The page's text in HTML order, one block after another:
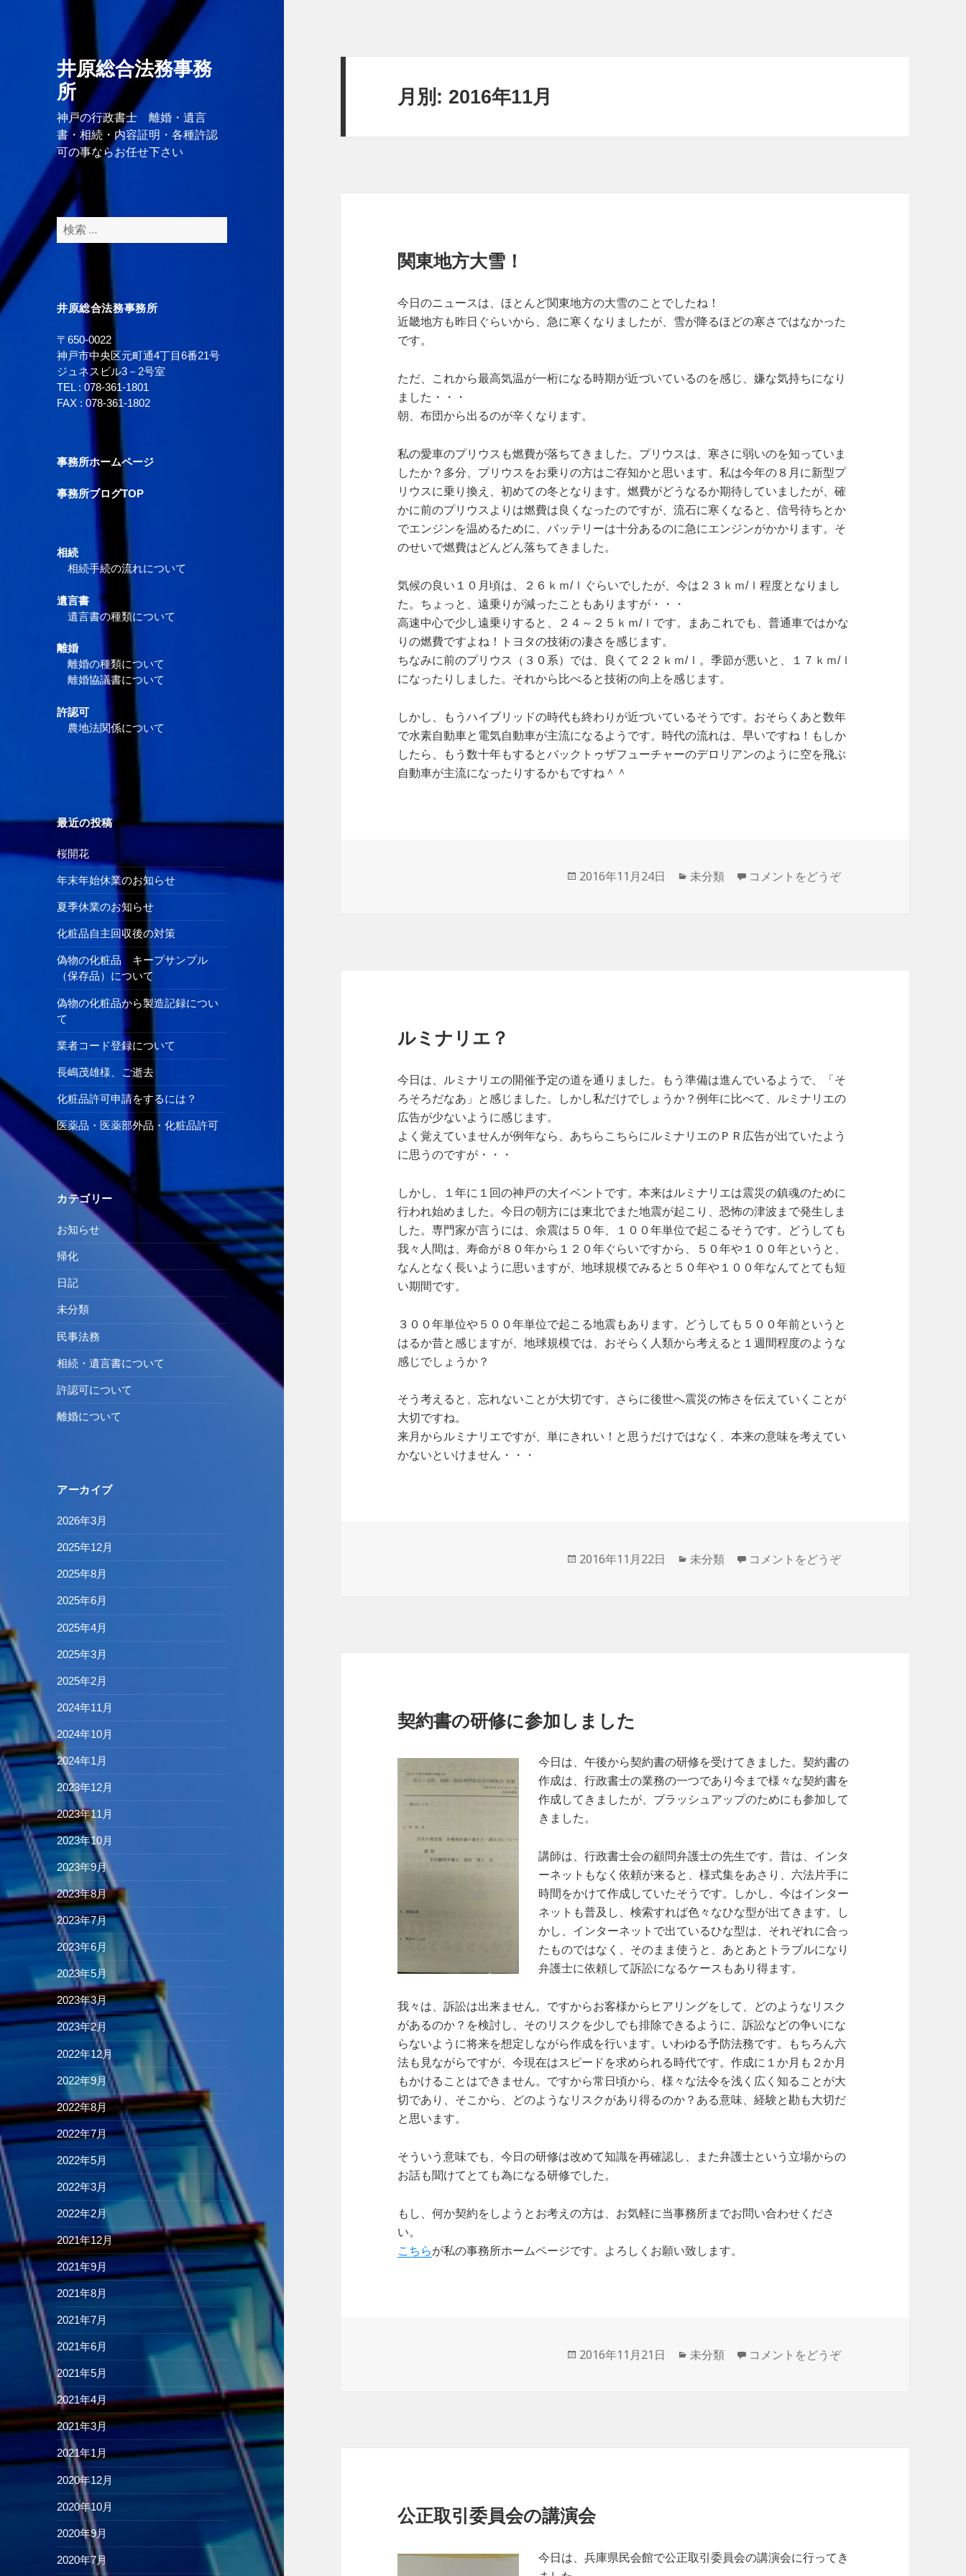
井原総合法務事務
所
神戸の行政書士 離婚・遺言
書・相続・内容証明・各種許認
可の事ならお任せ下さい
検
索
井原総合法務事務所
〒650-0022
神戸市中央区元町通4丁目6番21号
ジュネスビル3－2号室
TEL :078-361-1801
FAX : 078-361-1802
事務所ホームページ
事務所ブログTOP
相続
相続手続の流れについて
遺言書
遺言書の種類について
離婚
離婚の種類について
離婚協議書について
許認可
農地法関係について
最近の投稿
桜開花
年末年始休業のお知らせ
夏季休業のお知らせ
化粧品自主回収後の対策
偽物の化粧品 キープサンプル
（保存品）について
偽物の化粧品から製造記録につい
て
業者コード登録について
長嶋茂雄様、ご逝去
化粧品許可申請をするには？
医薬品・医薬部外品・化粧品許可
カテゴリー
お知らせ
帰化
日記
未分類
民事法務
相続・遺言書について
許認可について
離婚について
アーカイブ
2026年3月
2025年12月
2025年8月
2025年6月
2025年4月
2025年3月
2025年2月
2024年11月
2024年10月
2024年1月
2023年12月
2023年11月
2023年10月
2023年9月
2023年8月
2023年7月
2023年6月
2023年5月
2023年3月
2023年2月
2022年12月
2022年9月
2022年8月
2022年7月
2022年5月
2022年3月
2022年2月
2021年12月
2021年9月
2021年8月
2021年7月
2021年6月
2021年5月
2021年4月
2021年3月
2021年1月
2020年12月
2020年10月
2020年9月
2020年7月
月別: 2016年11月
関東地方大雪！
今日のニュースは、ほとんど関東地方の大雪のことでしたね！
近畿地方も昨日ぐらいから、急に寒くなりましたが、雪が降るほどの寒さではなかった
です。
ただ、これから最高気温が一桁になる時期が近づいているのを感じ、嫌な気持ちになり
ました・・・
朝、布団から出るのが辛くなります。
私の愛車のプリウスも燃費が落ちてきました。プリウスは、寒さに弱いのを知っていま
したか？多分、プリウスをお乗りの方はご存知かと思います。私は今年の８月に新型プ
リウスに乗り換え、初めての冬となります。燃費がどうなるか期待していましたが、確
かに前のプリウスよりは燃費は良くなったのですが、流石に寒くなると、信号待ちとか
でエンジンを温めるために、バッテリーは十分あるのに急にエンジンがかかります。そ
のせいで燃費はどんどん落ちてきました。
気候の良い１０月頃は、２６ｋｍ/ｌぐらいでしたが、今は２３ｋｍ/ｌ程度となりまし
た。ちょっと、遠乗りが減ったこともありますが・・・
高速中心で少し遠乗りすると、２４～２５ｋｍ/ｌです。まあこれでも、普通車ではかな
りの燃費ですよね！トヨタの技術の凄さを感じます。
ちなみに前のプリウス（３０系）では、良くて２２ｋｍ/ｌ。季節が悪いと、１７ｋｍ/ｌ
になったりしました。それから比べると技術の向上を感じます。
しかし、もうハイブリッドの時代も終わりが近づいているそうです。おそらくあと数年
で水素自動車と電気自動車が主流になるようです。時代の流れは、早いですね！もしか
したら、もう数十年もするとバックトゥザフューチャーのデロリアンのように空を飛ぶ
自動車が主流になったりするかもですね＾＾
投
2016年11月24日
カ
未分類 コメントをどうぞ
ルミナリエ？
今日は、ルミナリエの開催予定の道を通りました。もう準備は進んでいるようで、「そ
ろそろだなあ」と感じました。しかし私だけでしょうか？例年に比べて、ルミナリエの
広告が少ないように感じます。
よく覚えていませんが例年なら、あちらこちらにルミナリエのＰＲ広告が出ていたよう
に思うのですが・・・
しかし、１年に１回の神戸の大イベントです。本来はルミナリエは震災の鎮魂のために
行われ始めました。今日の朝方には東北でまた地震が起こり、恐怖の津波まで発生しま
した。専門家が言うには、余震は５０年、１００年単位で起こるそうです。どうしても
我々人間は、寿命が８０年から１２０年ぐらいですから、５０年や１００年というと、
なんとなく長いように思いますが、地球規模でみると５０年や１００年なんてとても短
い期間です。
３００年単位や５００年単位で起こる地震もあります。どうしても５００年前というと
はるか昔と感じますが、地球規模では、おそらく人類から考えると１週間程度のような
感じでしょうか？
そう考えると、忘れないことが大切です。さらに後世へ震災の怖さを伝えていくことが
大切ですね。
来月からルミナリエですが、単にきれい！と思うだけではなく、本来の意味を考えてい
かないといけません・・・
投
2016年11月22日
カ
未分類 コメントをどうぞ
契約書の研修に参加しました
今日は、午後から契約書の研修を受けてきました。契約書の
作成は、行政書士の業務の一つであり今まで様々な契約書を
作成してきましたが、ブラッシュアップのためにも参加して
きました。
講師は、行政書士会の顧問弁護士の先生です。昔は、インタ
ーネットもなく依頼が来ると、様式集をあさり、六法片手に
時間をかけて作成していたそうです。しかし、今はインター
ネットも普及し、検索すれば色々なひな型が出てきます。し
かし、インターネットで出ているひな型は、それぞれに合っ
たものではなく、そのまま使うと、あとあとトラブルになり
弁護士に依頼して訴訟になるケースもあり得ます。
我々は、訴訟は出来ません。ですからお客様からヒアリングをして、どのようなリスク
があるのか？を検討し、そのリスクを少しでも排除できるように、訴訟などの争いにな
らないように将来を想定しながら作成を行います。いわゆる予防法務です。もちろん六
法も見ながらですが、今現在はスピードを求められる時代です。作成に１か月も２か月
もかけることはできません。ですから常日頃から、様々な法令を浅く広く知ることが大
切であり、そこから、どのようなリスクがあり得るのか？ある意味、経験と勘も大切だ
と思います。
そういう意味でも、今日の研修は改めて知識を再確認し、また弁護士という立場からの
お話も聞けてとても為になる研修でした。
もし、何か契約をしようとお考えの方は、お気軽に当事務所までお問い合わせくださ
い。
こちらが私の事務所ホームページです。よろしくお願い致します。
投
2016年11月21日
カ
未分類 コメントをどうぞ
公正取引委員会の講演会
今日は、兵庫県民会館で公正取引委員会の講演会に行ってき